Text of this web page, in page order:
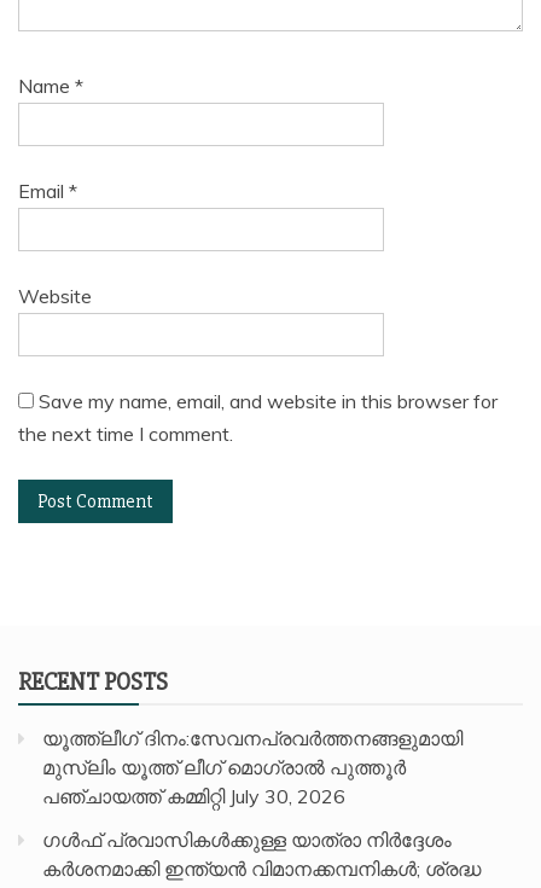
Name *
Email *
Website
Save my name, email, and website in this browser for
the next time I comment.
RECENT POSTS
യൂത്ത്ലീഗ് ദിനം:സേവനപ്രവർത്തനങ്ങളുമായി
മുസ്ലിം യൂത്ത് ലീഗ് മൊഗ്രാൽ പുത്തൂർ
പഞ്ചായത്ത് കമ്മിറ്റി July 30, 2026
ഗൾഫ് പ്രവാസികൾക്കുള്ള യാത്രാ നിർദ്ദേശം
കർശനമാക്കി ഇന്ത്യൻ വിമാനക്കമ്പനികൾ; ശ്രദ്ധ